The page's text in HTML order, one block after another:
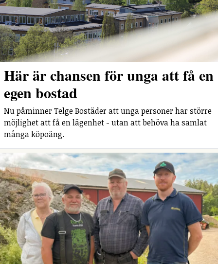
Här är chansen för unga att få en
egen bostad
Nu påminner Telge Bostäder att unga personer har större
möjlighet att få en lägenhet - utan att behöva ha samlat
många köpoäng.